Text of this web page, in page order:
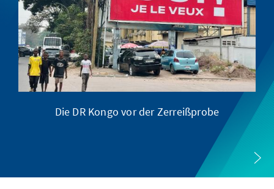
Die DR Kongo vor der Zerreißprobe